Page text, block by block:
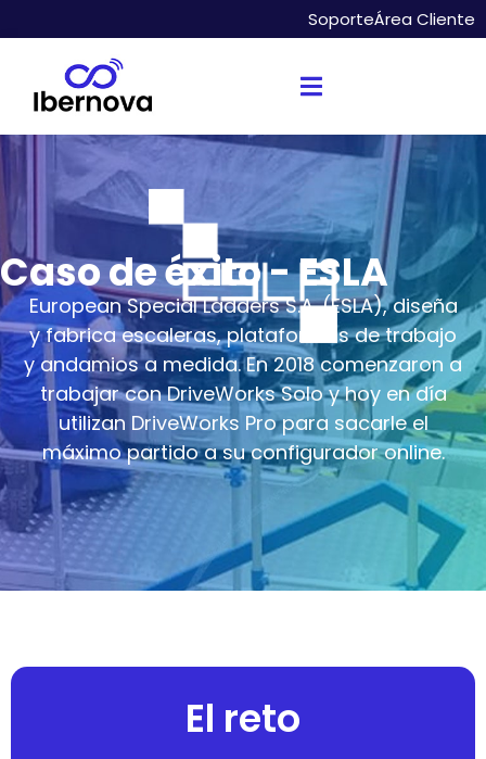
SoporteÁrea Cliente
Caso de éxito - ESLA
European Special Ladders S.A. (ESLA), ​​diseña
y fabrica escaleras, plataformas de trabajo
y andamios a medida. En 2018 comenzaron a
trabajar con DriveWorks Solo y hoy en día
utilizan DriveWorks Pro para sacarle el
máximo partido a su configurador online.
El reto